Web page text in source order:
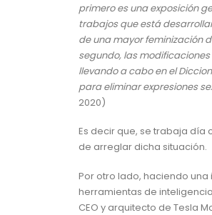
primero es una exposición
trabajos que está
de una mayor feminización
segundo, las
llevando a cabo en el
para eliminar expresiones
2020)
Es decir que, se trabaja día
de arreglar dicha situación.
Por otro lado, haciendo
herramientas de
CEO y arquitecto de Tesla